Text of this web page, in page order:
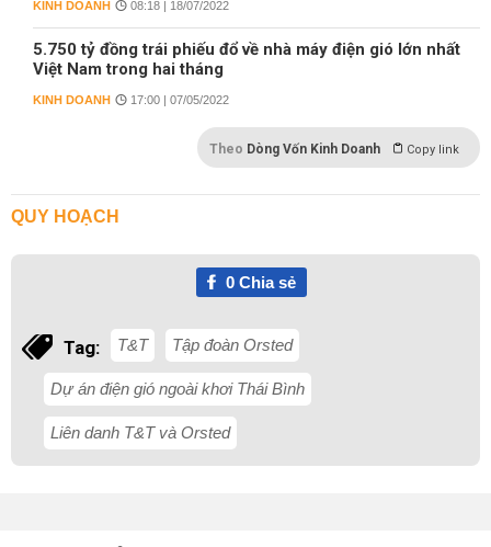
KINH DOANH 08:18 | 18/07/2022
5.750 tỷ đồng trái phiếu đổ về nhà máy điện gió lớn nhất
Việt Nam trong hai tháng
KINH DOANH 17:00 | 07/05/2022
Theo Dòng Vốn Kinh Doanh Copy link
QUY HOẠCH
0Chia sẻ
Tag: T&T Tập đoàn Orsted
Dự án điện gió ngoài khơi Thái Bình
Liên danh T&T và Orsted